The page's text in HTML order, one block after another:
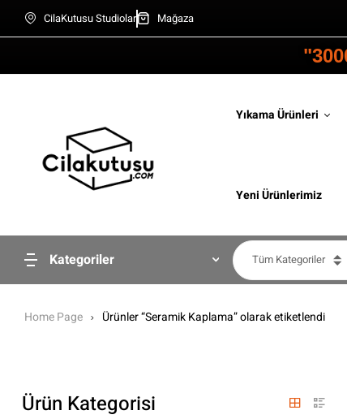
CilaKutusu Studiolar Mağaza
Yıkama Ürünleri
Yeni Ürünlerimiz
Kategoriler Tüm Kategoriler
Home Page Ürünler “Seramik Kaplama” olarak etiketlendi
Ürün Kategorisi